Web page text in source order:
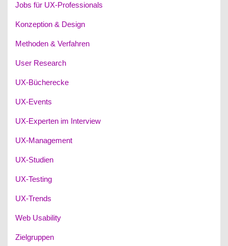
Jobs für UX-Professionals
Konzeption & Design
Methoden & Verfahren
User Research
UX-Bücherecke
UX-Events
UX-Experten im Interview
UX-Management
UX-Studien
UX-Testing
UX-Trends
Web Usability
Zielgruppen